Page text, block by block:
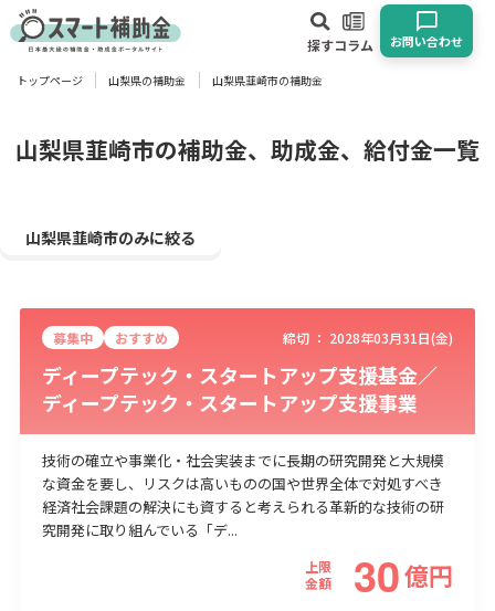
探すコラム お問い合わせ
対象
物流・運輸業 製造業 情報通信業 卸売･小売業
飲食業
建設･不動産業
サービス業 医療･福祉 農業･林業
漁業
宿泊･旅館業
その他
使い道
海外展開 設備投資
IT導入
特許・知的財産
トップページ 山梨県の補助金 山梨県韮崎市の補助金
山梨県韮崎市の補助金、助成金、給付金一覧
山梨県韮崎市のみに絞る
募集中 おすすめ 締切 ： 2028年03月31日(金)
ディープテック・スタートアップ支援基金／
ディープテック・スタートアップ支援事業
技術の確立や事業化・社会実装までに長期の研究開発と大規模
な資金を要し、リスクは高いものの国や世界全体で対処すべき
経済社会課題の解決にも資すると考えられる革新的な技術の研
究開発に取り組んでいる「デ...
上限
金額
30億円